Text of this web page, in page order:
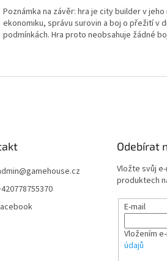
Poznámka na závěr: hra je city builder v
ekonomiku, správu surovin a boj o přežití v
podmínkách. Hra proto neobsahuje žádné
@gamehouse.cz
Odebírat
Vložte svůj
produktech
E-mail
Vložením
údajů